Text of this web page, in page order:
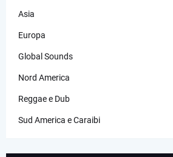
Asia
Europa
Global Sounds
Nord America
Reggae e Dub
Sud America e Caraibi